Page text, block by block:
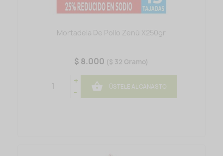
Mortadela De Pollo Zenú X250gr
$ 8.000 ($ 32 Gramo)
+
-
 ÚSTELE AL CANASTO